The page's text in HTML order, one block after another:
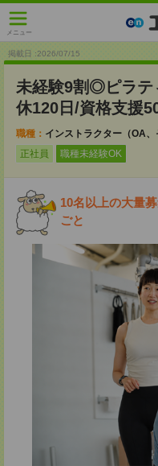
メニュー
掲載日 :2026/07/15
未経験9割◎ピラテ
休120日/資格支援
職種： インストラクター（OA、
正社員
職種未経験OK
10名以上の大量
ごと